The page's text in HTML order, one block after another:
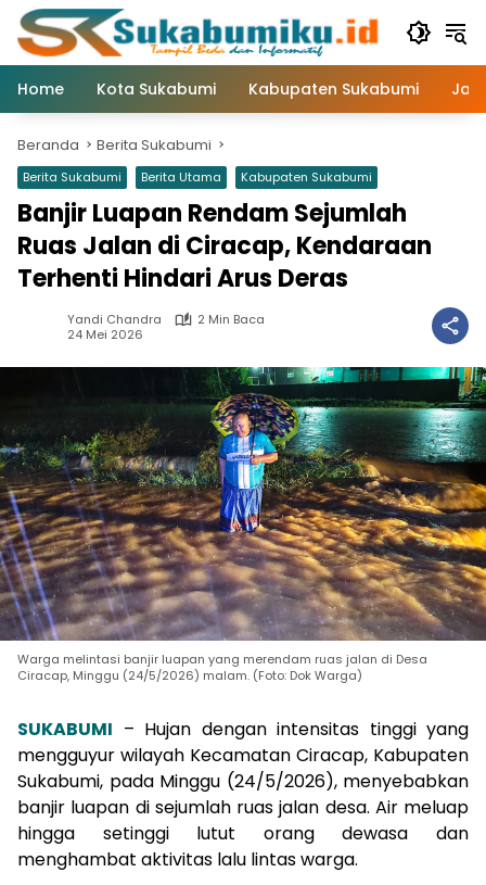
Langsung
konten
Home
Kota Sukabumi Kabupaten Sukabumi
Beranda Berita Sukabumi
Berita Sukabumi Berita Utama Kabupaten Sukabumi
Banjir Luapan Rendam Sejumlah
Ruas Jalan di Ciracap, Kendaraan
Terhenti Hindari Arus Deras
Yandi Chandra
2 Min Baca
24 Mei 2026
Warga melintasi banjir luapan yang merendam ruas jalan di Desa
Ciracap, Minggu (24/5/2026) malam. (Foto: Dok Warga)
SUKABUMI – Hujan dengan intensitas tinggi yang
mengguyur wilayah Kecamatan Ciracap, Kabupaten
Sukabumi, pada Minggu (24/5/2026), menyebabkan
banjir luapan di sejumlah ruas jalan desa. Air meluap
hingga setinggi lutut orang dewasa dan
menghambat aktivitas lalu lintas warga.